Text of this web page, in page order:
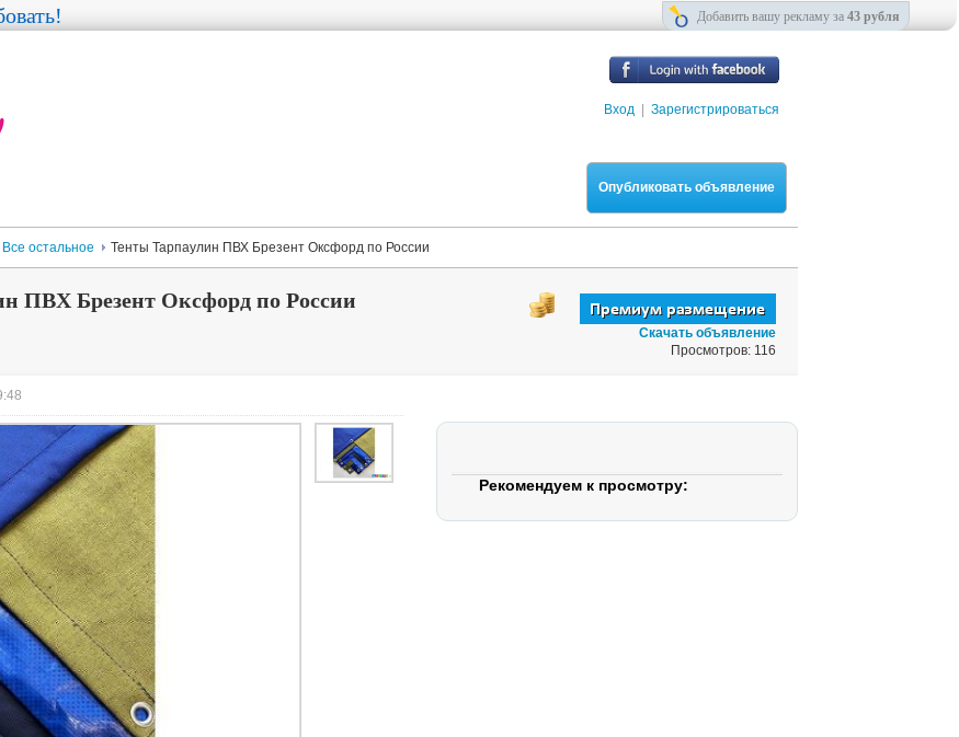
Вход Зарегистрироваться
Опубликовать объявление
Все остальное Тенты Тарпаулин ПВХ Брезент Оксфорд по России
ПВХ Брезент Оксфорд по России
Скачать объявление
Просмотров: 116
Добавить вашу рекламу за 43 рубля
Рекомендуем к просмотру: